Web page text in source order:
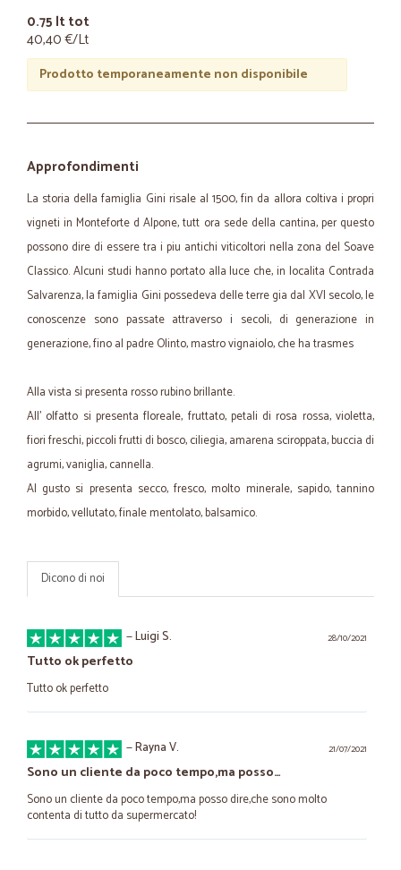
0.75 lt tot
40,40 €/Lt
Prodotto temporaneamente non disponibile
Approfondimenti
La storia della famiglia Gini risale al 1500, fin da allora coltiva i propri
vigneti in Monteforte d Alpone, tutt ora sede della cantina, per questo
possono dire di essere tra i piu antichi viticoltori nella zona del Soave
Classico. Alcuni studi hanno portato alla luce che, in localita Contrada
Salvarenza, la famiglia Gini possedeva delle terre gia dal XVI secolo, le
conoscenze sono passate attraverso i secoli, di generazione in
generazione, fino al padre Olinto, mastro vignaiolo, che ha trasmes
Alla vista si presenta rosso rubino brillante.
All' olfatto si presenta floreale, fruttato, petali di rosa rossa, violetta,
fiori freschi, piccoli frutti di bosco, ciliegia, amarena sciroppata, buccia di
agrumi, vaniglia, cannella.
Al gusto si presenta secco, fresco, molto minerale, sapido, tannino
morbido, vellutato, finale mentolato, balsamico.
Dicono di noi
28/10/2021
—Luigi S.
Tutto ok perfetto
Tutto ok perfetto
21/07/2021
—Rayna V.
Sono un cliente da poco tempo,ma posso…
Sono un cliente da poco tempo,ma posso dire,che sono molto
contenta di tutto da supermercato!